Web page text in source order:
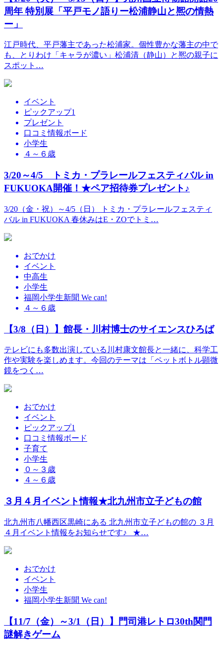
周年 特別展「平戸モノ語りー松浦静山と熈の情熱
ー」
江戸時代、平戸藩主であった松浦家。個性豊かな藩主の中で
も、とりわけ「キャラが濃い」松浦清（静山）と熈の親子に
スポット…
イベント
ピックアップ1
プレゼント
口コミ情報ボード
小学生
４～６歳
3/20～4/5 トミカ・プラレールフェスティバル in
FUKUOKA開催！★ペア招待券プレゼント♪
3/20（金・祝）～4/5（日） トミカ・プラレールフェスティ
バル in FUKUOKA 春休みはE・ZOでトミ…
おでかけ
イベント
中高生
小学生
福岡小学生新聞 We can!
４～６歳
【3/8（日）】館長・川村博士のサイエンスひろば
テレビにも多数出演している川村康文館長と一緒に、科学工
作や実験を楽しめます。今回のテーマは「ペットボトル顕微
鏡をつく…
おでかけ
イベント
ピックアップ1
口コミ情報ボード
子育て
小学生
０～３歳
４～６歳
３月４月イベント情報★北九州市立子どもの館
北九州市八幡西区黒崎にある 北九州市立子どもの館の ３月
４月イベント情報をお知らせです♪ ★…
おでかけ
イベント
小学生
福岡小学生新聞 We can!
【11/7（金）～3/1（日）】門司港レトロ30th関門
謎解きゲーム